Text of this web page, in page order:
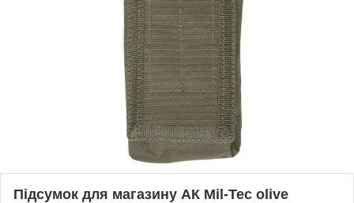
Підсумок для магазину АК Mil-Tec olive